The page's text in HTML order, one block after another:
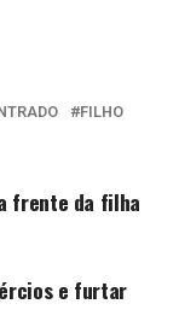
FILHO
frente da filha
e furtar